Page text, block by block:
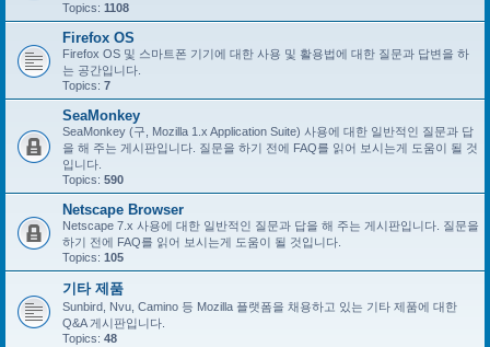
Topics: 1108
Firefox OS
Firefox OS 및 스마트폰 기기에 대한 사용 및 활용법에 대한 질문과 답변을 하
는 공간입니다.
Topics: 7
SeaMonkey
SeaMonkey (구, Mozilla 1.x Application Suite) 사용에 대한 일반적인 질문과 답
을 해 주는 게시판입니다. 질문을 하기 전에 FAQ를 읽어 보시는게 도움이 될 것
입니다.
Topics: 590
Netscape Browser
Netscape 7.x 사용에 대한 일반적인 질문과 답을 해 주는 게시판입니다. 질문을
하기 전에 FAQ를 읽어 보시는게 도움이 될 것입니다.
Topics: 105
기타 제품
Sunbird, Nvu, Camino 등 Mozilla 플랫폼을 채용하고 있는 기타 제품에 대한
Q&A 게시판입니다.
Topics: 48